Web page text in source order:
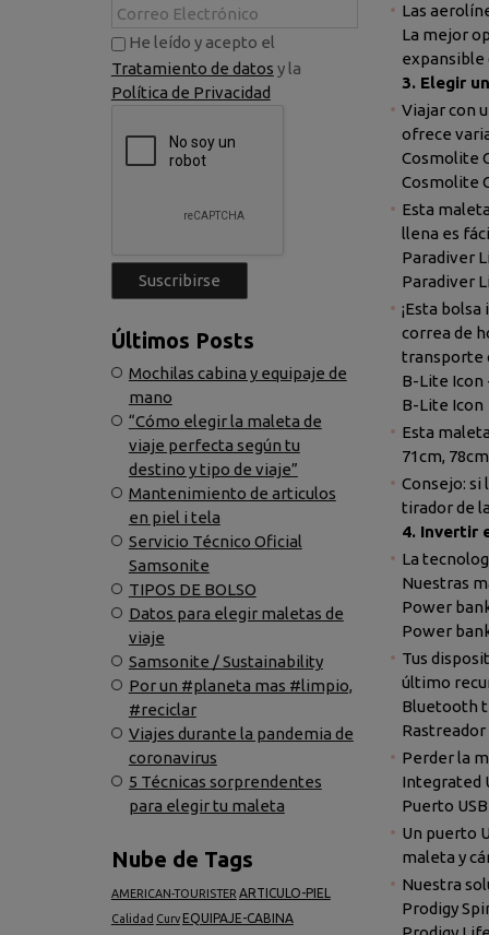
He leído y acepto el
Tratamiento de datos y la
Política de Privacidad
Últimos Posts
Mochilas cabina y equipaje de
mano
“Cómo elegir la maleta de
viaje perfecta según tu
destino y tipo de viaje”
Mantenimiento de articulos
en piel i tela
Servicio Técnico Oficial
Samsonite
TIPOS DE BOLSO
Datos para elegir maletas de
viaje
Samsonite / Sustainability
Por un #planeta mas #limpio,
#reciclar
Viajes durante la pandemia de
coronavirus
5 Técnicas sorprendentes
para elegir tu maleta
Nube de Tags
AMERICAN-TOURISTER ARTICULO-PIEL
Calidad Curv EQUIPAJE-CABINA
Las
La mejor
expansible
3. Elegir
Viajar con
ofrece
Cosmolite
Cosmolite
Esta
llena es
Paradiver
Paradiver
¡Esta
correa de
transporte
B-Lite Icon
B-Lite Icon
Esta
71cm,
Consejo: si
tirador de
4. Invertir
La
Nuestras
Power
Power
Tus
último
Bluetooth
Perder la
Integrated
Puerto
Un puerto
maleta y
Nuestra
Prodigy